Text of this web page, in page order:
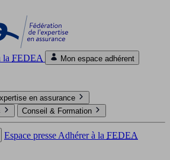
la FEDEA Mon espace adhérent
en assurance
Conseil & Formation
Espace presse Adhérer à la FEDEA